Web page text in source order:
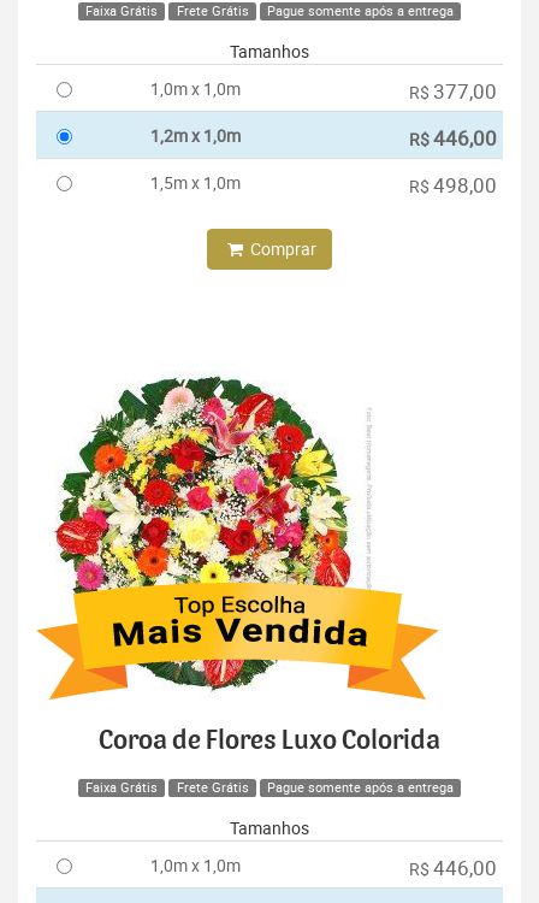
Faixa Grátis Frete Grátis Pague somente após a entrega
Tamanhos
1,0m x 1,0m
R$ 377,00
1,2m x 1,0m R$446,00
1,5m x 1,0m R$ 498,00
Comprar
Coroa de Flores Luxo Colorida
Faixa Grátis Frete Grátis Pague somente após a entrega
Tamanhos
1,0m x 1,0m
R$ 446,00